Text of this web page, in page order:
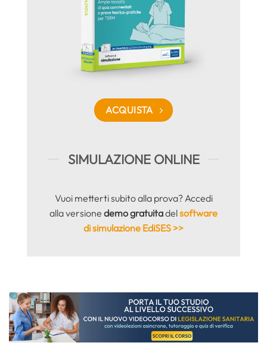
ACQUISTA
SIMULAZIONE ONLINE
Vuoi metterti subito alla prova? Accedi
alla versione demo gratuitadelsoftware
di simulazione EdiSES >>